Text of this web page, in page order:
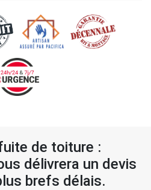
de toiture :
délivrera un devis
brefs délais.